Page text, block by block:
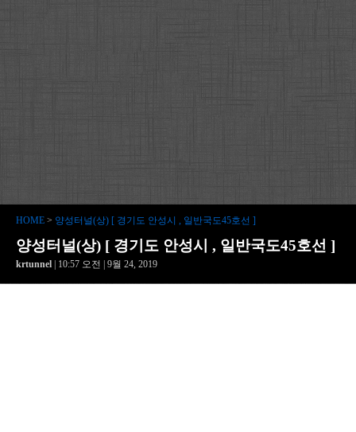
HOME > 양성터널(상) [ 경기도 안성시 , 일반국도45호선 ]
양성터널(상) [ 경기도 안성시 , 일반국도45호선 ]
krtunnel | 10:57 오전 | 9월 24, 2019